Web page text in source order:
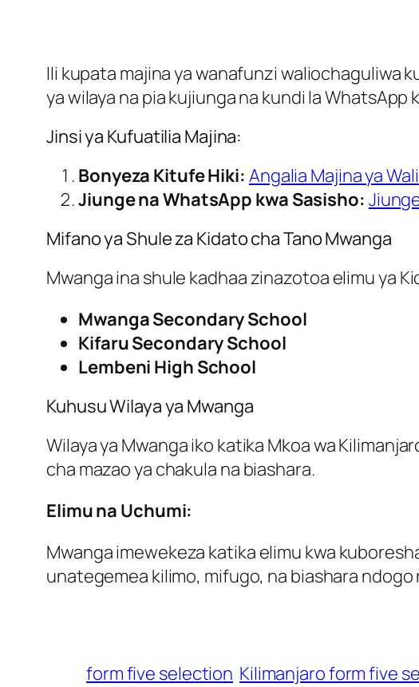
Ili kupata majina ya wanafunzi waliochaguliwa
ya wilaya na pia kujiunga na kundi la WhatsApp
Jinsi ya Kufuatilia Majina:
Bonyeza Kitufe Hiki: Angalia Majina ya
Jiunge na WhatsApp kwa Sasisho:
Mifano ya Shule za Kidato cha Tano Mwanga
Mwanga ina shule kadhaa zinazotoa elimu ya
Mwanga Secondary School
Kifaru Secondary School
Lembeni High School
Kuhusu Wilaya ya Mwanga
Wilaya ya Mwanga iko katika Mkoa wa
cha mazao ya chakula na biashara.
Elimu na Uchumi:
Mwanga imewekeza katika elimu kwa
unategemea kilimo, mifugo, na biashara
form five selection Kilimanjaro form five